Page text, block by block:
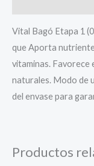
Vital Bagó Etapa 1
que Aporta
vitaminas. Favorece
naturales. Modo de
del envase para
Productos